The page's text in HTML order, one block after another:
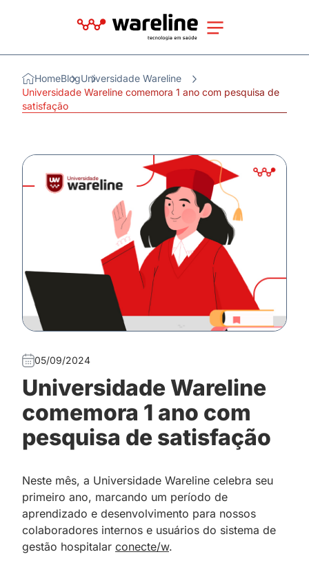
HomeBlogUniversidade Wareline
Universidade Wareline comemora 1 ano com pesquisa de
satisfação
05/09/2024
Universidade Wareline
comemora 1 ano com
pesquisa de satisfação
Neste mês, a Universidade Wareline celebra seu
primeiro ano, marcando um período de
aprendizado e desenvolvimento para nossos
colaboradores internos e usuários do sistema de
gestão hospitalar conecte/w.